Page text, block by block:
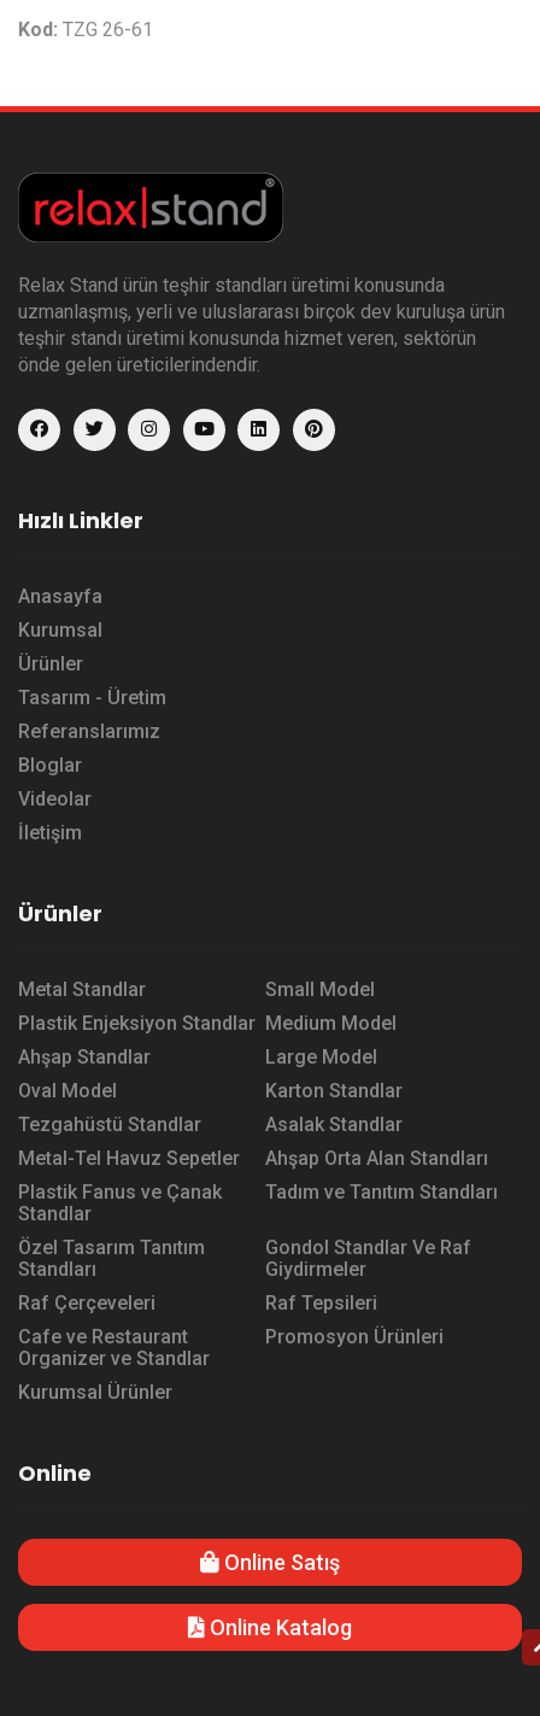
Kod: TZG 26-61
Relax Stand ürün teşhir standları üretimi konusunda
uzmanlaşmış, yerli ve uluslararası birçok dev kuruluşa ürün
teşhir standı üretimi konusunda hizmet veren, sektörün
önde gelen üreticilerindendir.
Hızlı Linkler
Anasayfa
Kurumsal
Ürünler
Tasarım - Üretim
Referanslarımız
Bloglar
Videolar
İletişim
Ürünler
Metal Standlar
Small Model
Plastik Enjeksiyon Standlar Medium Model
Ahşap Standlar
Large Model
Oval Model
Karton Standlar
Tezgahüstü Standlar
Asalak Standlar
Metal-Tel Havuz Sepetler
Ahşap Orta Alan Standları
Plastik Fanus ve Çanak
Standlar
Tadım ve Tanıtım Standları
Özel Tasarım Tanıtım
Standları
Gondol Standlar Ve Raf
Giydirmeler
Raf Çerçeveleri
Raf Tepsileri
Cafe ve Restaurant
Organizer ve Standlar
Promosyon Ürünleri
Kurumsal Ürünler
Online
Online Satış
Online Katalog